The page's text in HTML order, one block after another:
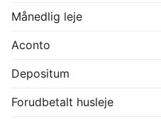
Månedlig leje
Aconto
Depositum
Forudbetalt husleje